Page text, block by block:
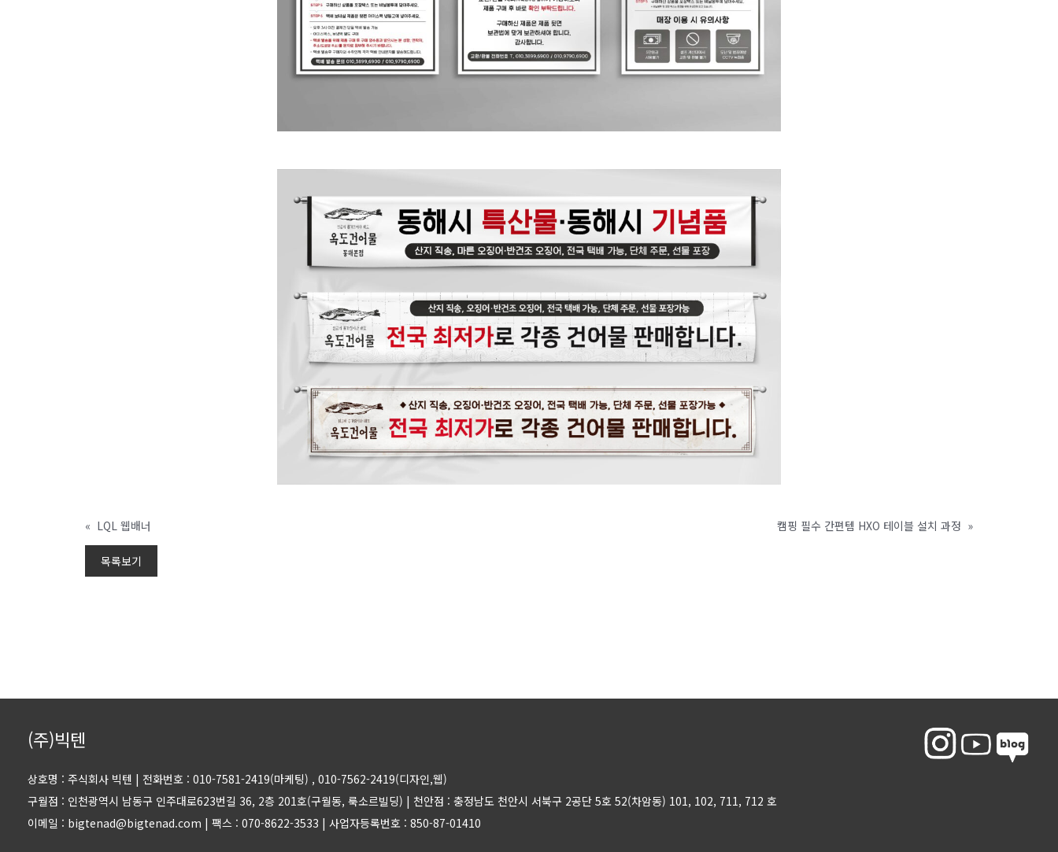
« LQL 웹배너 캠핑 필수 간편템 HXO 테이블 설치 과정 »
목록보기
(주)빅텐
상호명 : 주식회사 빅텐 | 전화번호 : 010-7581-2419(마케팅) , 010-7562-2419(디자인,웹)
구월점 : 인천광역시 남동구 인주대로623번길 36, 2층 201호(구월동, 룩소르빌딩) | 천안점 : 충정남도 천안시 서북구 2공단 5호 52(차암동) 101, 102, 711, 712 호
이메일 : bigtenad@bigtenad.com | 팩스 : 070-8622-3533 | 사업자등록번호 : 850-87-01410